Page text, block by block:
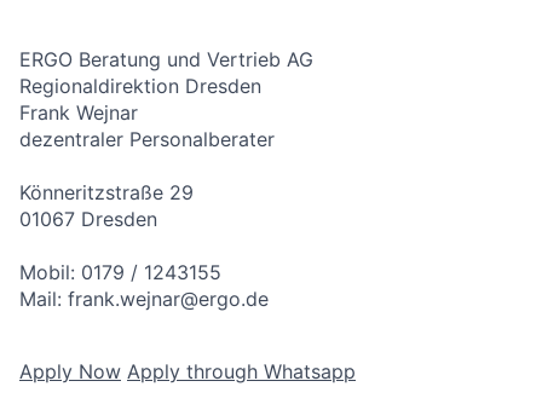
ERGO Beratung und Vertrieb AG
Regionaldirektion Dresden
Frank Wejnar
dezentraler Personalberater
Könneritzstraße 29
01067 Dresden
Mobil: 0179 / 1243155
Mail: frank.wejnar@ergo.de
Apply Now Apply through Whatsapp